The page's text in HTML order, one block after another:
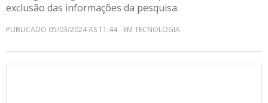
exclusão das informações da pesquisa.
PUBLICADO 05/03/2024 AS 11:44 - EM TECNOLOGIA